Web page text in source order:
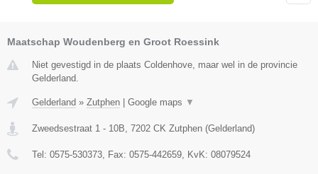
Maatschap Woudenberg en Groot Roessink
Niet gevestigd in de plaats Coldenhove, maar wel in de provincie
Gelderland.
Gelderland » Zutphen | Google maps ▼
Zweedsestraat 1 - 10B 7202 CK Zutphen (Gelderland)
Tel: 0575-530373 , Fax: 0575-442659 , KvK: 08079524